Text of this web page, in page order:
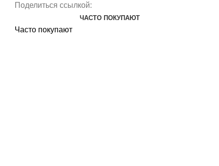
Поделиться ссылкой:
ЧАСТО ПОКУПАЮТ
Часто покупают